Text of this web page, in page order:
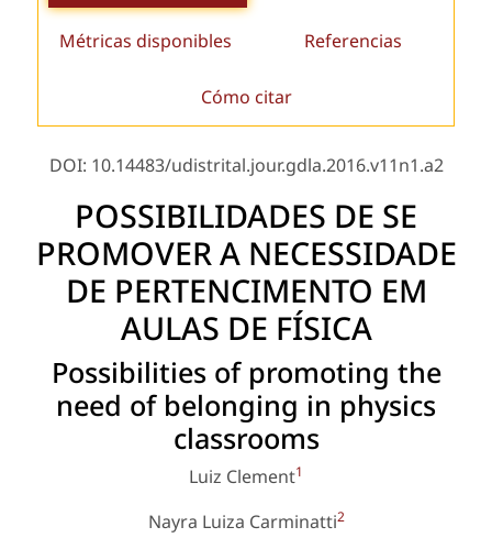
Métricas disponibles Referencias
Cómo citar
DOI: 10.14483/udistrital.jour.gdla.2016.v11n1.a2
POSSIBILIDADES DE SE
PROMOVER A NECESSIDADE
DE PERTENCIMENTO EM
AULAS DE FÍSICA
Possibilities of promoting the
need of belonging in physics
classrooms
Luiz Clement1
Nayra Luiza Carminatti2